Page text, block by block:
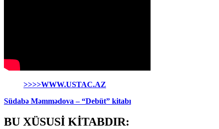
>>>>WWW.USTAC.AZ
Südabə Məmmədova – “Debüt” kitabı
BU XÜSUSİ KİTABDIR: